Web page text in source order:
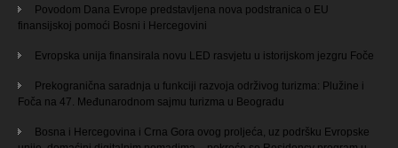
Povodom Dana Evrope predstavljena nova podstranica o EU
finansijskoj pomoći Bosni i Hercegovini
Evropska unija finansirala novu LED rasvjetu u istorijskom jezgru Foče
Prekogranična saradnja u funkciji razvoja održivog turizma: Plužine i
Foča na 47. Međunarodnom sajmu turizma u Beogradu
Bosna i Hercegovina i Crna Gora ovog proljeća, uz podršku Evropske